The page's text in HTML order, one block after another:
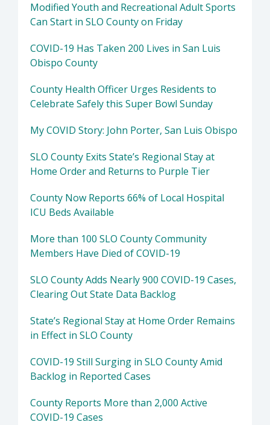
Modified Youth and Recreational Adult Sports
Can Start in SLO County on Friday
COVID-19 Has Taken 200 Lives in San Luis
Obispo County
County Health Officer Urges Residents to
Celebrate Safely this Super Bowl Sunday
My COVID Story: John Porter, San Luis Obispo
SLO County Exits State’s Regional Stay at
Home Order and Returns to Purple Tier
County Now Reports 66% of Local Hospital
ICU Beds Available
More than 100 SLO County Community
Members Have Died of COVID-19
SLO County Adds Nearly 900 COVID-19 Cases,
Clearing Out State Data Backlog
State’s Regional Stay at Home Order Remains
in Effect in SLO County
COVID-19 Still Surging in SLO County Amid
Backlog in Reported Cases
County Reports More than 2,000 Active
COVID-19 Cases